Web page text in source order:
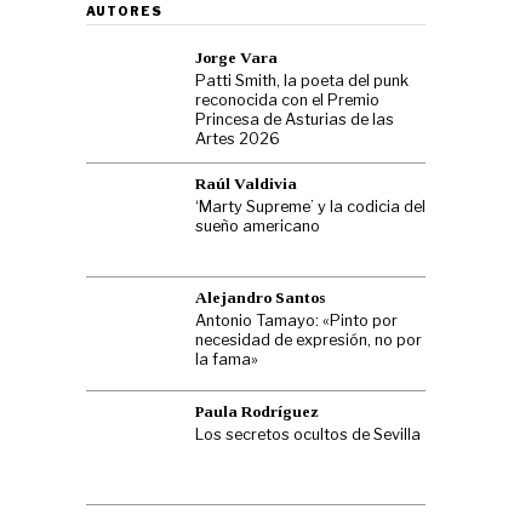
AUTORES
Jorge Vara
Patti Smith, la poeta del punk
reconocida con el Premio
Princesa de Asturias de las
Artes 2026
Raúl Valdivia
‘Marty Supreme’ y la codicia del
sueño americano
Alejandro Santos
Antonio Tamayo: «Pinto por
necesidad de expresión, no por
la fama»
Paula Rodríguez
Los secretos ocultos de Sevilla